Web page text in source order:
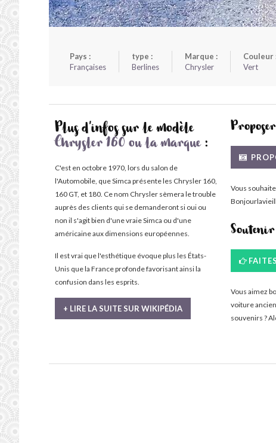
Pays :
Françaises
type :
Berlines
Marque :
Chrysler
Couleur
Vert
Plus d'infos sur le modèle
Chrysler 160 ou la marque:
C'est en octobre 1970, lors du salon de
l'Automobile, que Simca présente les Chrysler 160,
160 GT, et 180. Ce nom Chrysler sèmera le trouble
auprès des clients qui se demanderont si oui ou
non il s'agit bien d'une vraie Simca ou d'une
américaine aux dimensions européennes.
Il est vrai que l'esthétique évoque plus les États-
Unis que la France profonde favorisant ainsi la
confusion dans les esprits.
+ LIRE LA SUITE SUR WIKIPÉDIA
Vous
Vous aimez
voiture
souvenirs ?